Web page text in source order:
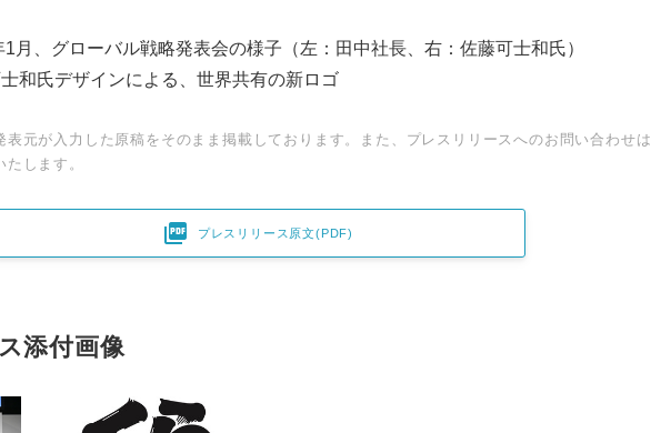
月、グローバル戦略発表会の様子（左：田中社長、右：佐藤可士和氏）
和氏デザインによる、世界共有の新ロゴ
表元が入力した原稿をそのまま掲載しております。また、プレスリリースへのお問い合わせは
します。
 プレスリリース原文(PDF)
添付画像
Japanese